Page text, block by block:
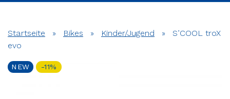
Startseite » Bikes » Kinder/Jugend »
S’COOL troX
evo
NEW -11%